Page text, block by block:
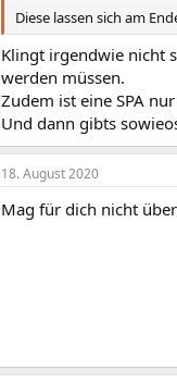
Diese lassen sich am
Klingt irgendwie nicht
werden müssen.
Zudem ist eine SPA
Und dann gibts
18. August 2020
Mag für dich nicht